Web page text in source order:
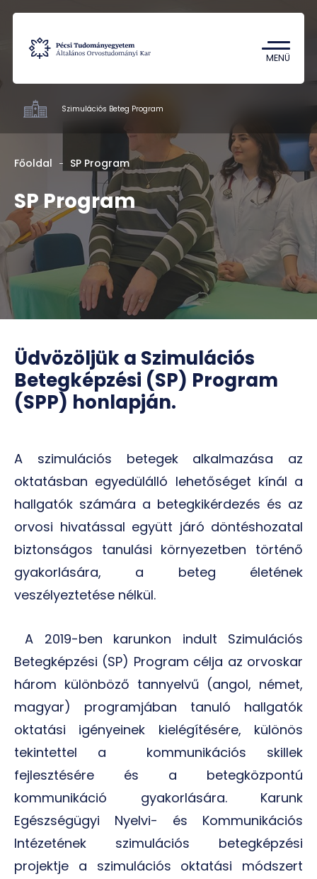
MENÜ
Tantárgykereső
Campus térkép
Nyelv HU EN DE
Szimulációs Beteg Program
Főoldal SP Program
SP Program
Üdvözöljük a Szimulációs
Betegképzési (SP) Program
(SPP) honlapján.
A szimulációs betegek alkalmazása az
oktatásban egyedülálló lehetőséget kínál a
hallgatók számára a betegkikérdezés és az
orvosi hivatással együtt járó döntéshozatal
biztonságos tanulási környezetben történő
gyakorlására, a beteg életének
veszélyeztetése nélkül.
A 2019-ben karunkon indult Szimulációs
Betegképzési (SP) Program célja az orvoskar
három különböző tannyelvű (angol, német,
magyar) programjában tanuló hallgatók
oktatási igényeinek kielégítésére, különös
tekintettel a kommunikációs skillek
fejlesztésére és a betegközpontú
kommunikáció gyakorlására. Karunk
Egészségügyi Nyelvi- és Kommunikációs
Intézetének szimulációs betegképzési
projektje a szimulációs oktatási módszert